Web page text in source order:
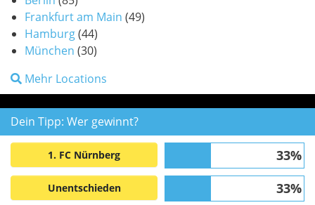
Frankfurt am Main (49)
Hamburg(44)
München (30)
Mehr Locations
Dein Tipp: Wer gewinnt?
1. FC Nürnberg 33%
Unentschieden 33%